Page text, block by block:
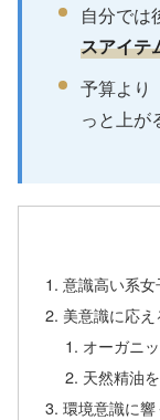
自分では
スアイテ
予算より
っと上が
意識高い系
美意識に応
オーガニ
天然精油
環境意識に